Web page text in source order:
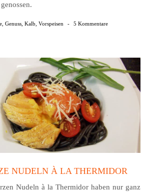
, Genuss, Kalb, Vorspeisen - 5 Kommentare
NUDELN À LA THERMIDOR
Nudeln à la Thermidor haben nur ganz